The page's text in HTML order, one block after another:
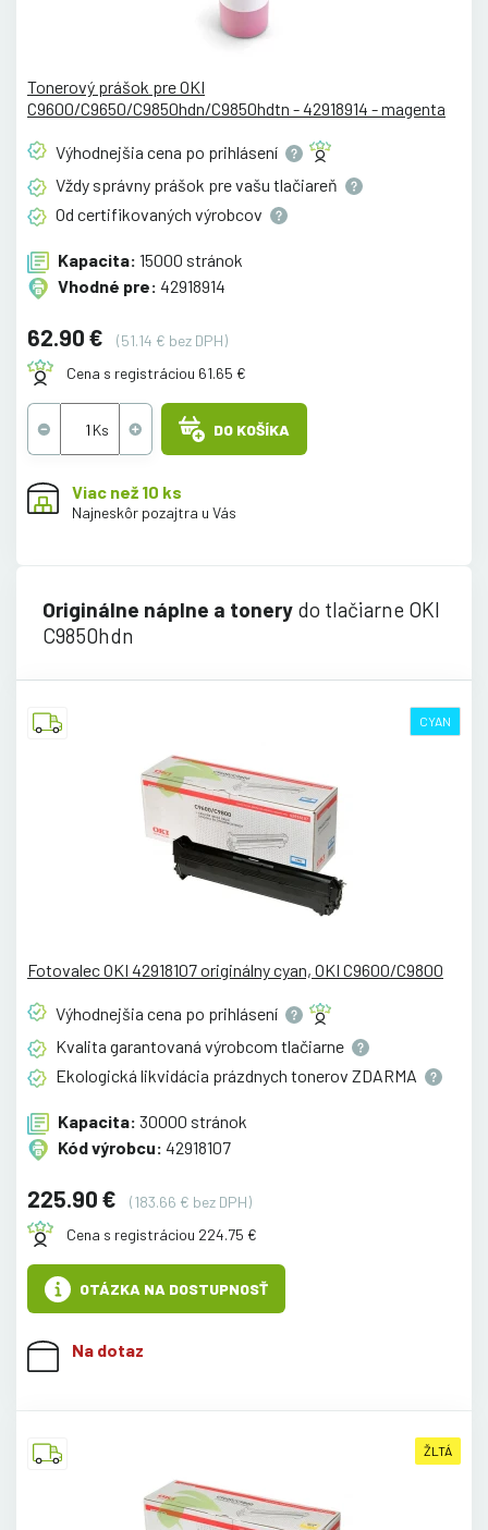
Tonerový prášok pre OKI
C9600/C9650/C9850hdn/C9850hdtn - 42918914 - magenta
Výhodnejšia cena po prihlásení
Vždy správny prášok pre vašu tlačiareň
Od certifikovaných výrobcov
Kapacita: 15000 stránok
Vhodné pre: 42918914
62.90 €
(51.14 € bez DPH)
Cena s registráciou 61.65 €
DO KOŠÍKA
Viac než 10 ks
Najneskôr pozajtra u Vás
Originálne náplne a tonery do tlačiarne OKI
C9850hdn
CYAN
Fotovalec OKI 42918107 originálny cyan, OKI C9600/C9800
Výhodnejšia cena po prihlásení
Kvalita garantovaná výrobcom tlačiarne
Ekologická likvidácia prázdnych tonerov ZDARMA
Kapacita: 30000 stránok
Kód výrobcu: 42918107
225.90 €
(183.66 € bez DPH)
Cena s registráciou 224.75 €
OTÁZKA NA DOSTUPNOSŤ
Na dotaz
ŽLTÁ